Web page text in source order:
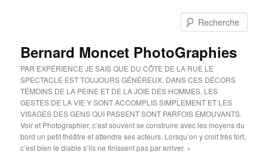
Bernard Moncet PhotoGraphies
PAR EXPÉRIENCE JE SAIS QUE DU CÔTE DE LA RUE LE
SPECTACLE EST TOUJOURS GÉNÉREUX. DANS CES DÉCORS
TÉMOINS DE LA PEINE ET DE LA JOIE DES HOMMES, LES
GESTES DE LA VIE Y SONT ACCOMPLIS SIMPLEMENT ET LES
VISAGES DES GENS QUI PASSENT SONT PARFOIS EMOUVANTS.
Voir et Photographier, c’est souvent se construire avec les moyens du
bord un petit théâtre et attendre ses acteurs. Lorsqu’on y croit très fort,
c’est bien le diable s’ils ne finissent pas par arriver. »